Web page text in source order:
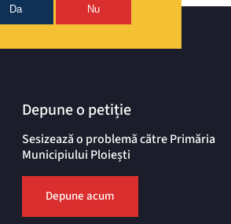
Da Nu
Depune o petiție
Sesizează o problemă către Primăria
Municipiului Ploiești
Depune acum